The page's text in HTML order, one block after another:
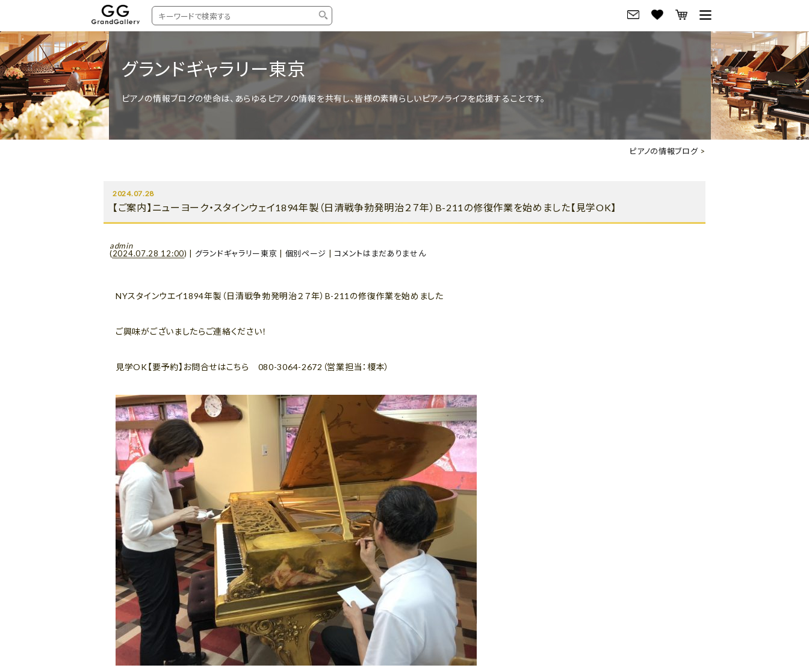
タイプ
中古アップライトピアノ
新品ピアノ
コンサートグランドピアノ
YAMAHA
KAWAI
STEINWAY&SONS
BOSTON
DIAPASON
ピアノのブランド紹介
新品ピアノ価格一覧
ご来店・試弾予約
ご来店・ご試弾予約
会社概要
岡崎トップページ
グランドギャラリー東京
ピアノの情報ブログの使命は、あらゆるピアノの情報を共有し、皆様の素晴らしいピアノライフを応援することです。
ピアノの情報ブログ>
2024.07.28
【ご案内】ニューヨーク・スタインウェイ1894年製（日清戦争勃発明治２７年）B-211の修復作業を始めました【見学OK】
admin
(2024.07.28 12:00) グランドギャラリー東京 個別ページ コメントはまだありません
NYスタインウエイ1894年製（日清戦争勃発明治２７年）B-211の修復作業を始めました
ご興味がございましたらご連絡ください！
見学OK【要予約】お問合せはこちら 080-3064-2672（営業担当：榎本）